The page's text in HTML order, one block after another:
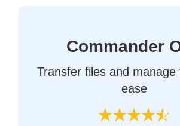
Commander
Transfer files and manage
ease